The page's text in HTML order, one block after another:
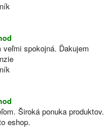
spokojná. Ďakujem
Široká ponuka produktov.
eshop.